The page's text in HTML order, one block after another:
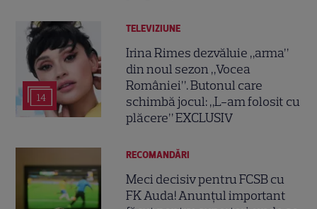
14
TELEVIZIUNE
Irina Rimes dezvăluie „arma”
din noul sezon „Vocea
României”. Butonul care
schimbă jocul: „L-am folosit cu
plăcere” EXCLUSIV
RECOMANDĂRI
Meci decisiv pentru FCSB cu
FK Auda! Anunțul important